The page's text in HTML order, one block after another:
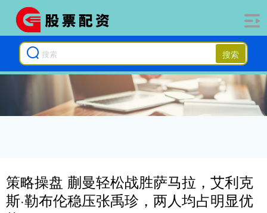
搜索
策略操盘 蒯曼轻松战胜萨马拉，艾利克
斯·勒布伦稳压张禹珍，两人均占明显优